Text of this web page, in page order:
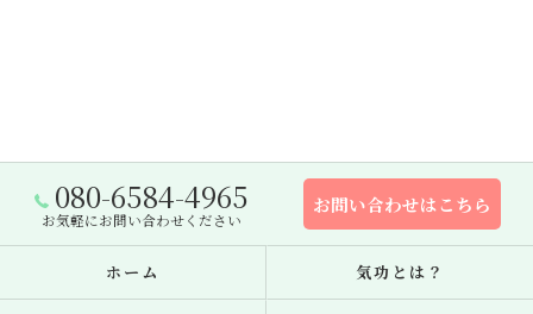
080-6584-4965
お気軽にお問い合わせください
お問い合わせはこちら
ホーム 気功とは？